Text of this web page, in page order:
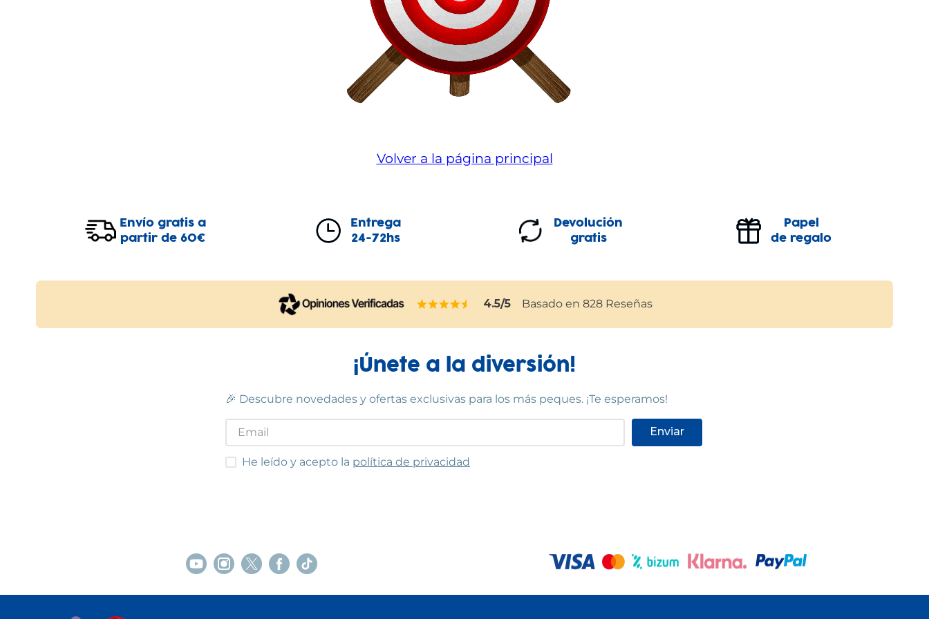
Volver a la página principal
Envío gratis a
partir de 60€
Entrega
24-72hs
Devolución
gratis
Papel
de regalo
4.5/5 Basado en 828 Reseñas
¡Únete a la diversión!
🎉 Descubre novedades y ofertas exclusivas para los más peques. ¡Te esperamos!
Enviar
He leído y acepto las condiciones
He leído y acepto la política de privacidad